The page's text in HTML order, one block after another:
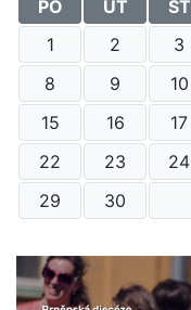
PO
ÚT ST
1
2 3
8
9 10
15
16 17
22
23 24
29
30